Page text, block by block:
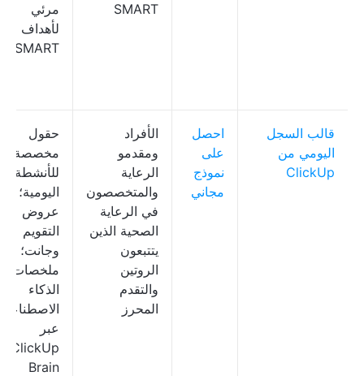
SMART
مرئي
لأهداف
SMART
قالب السجل
اليومي من
ClickUp
احصل
على
نموذج
مجاني
الأفراد
ومقدمو
الرعاية
والمتخصصون
في الرعاية
الصحية الذين
يتتبعون
الروتين
والتقدم
المحرز
حقول
مخصصة
للأنشطة
اليومية؛
عروض
التقويم
وجانت؛
ملخصات
الذكاء
الاصطناعي
عبر
ClickUp
Brain